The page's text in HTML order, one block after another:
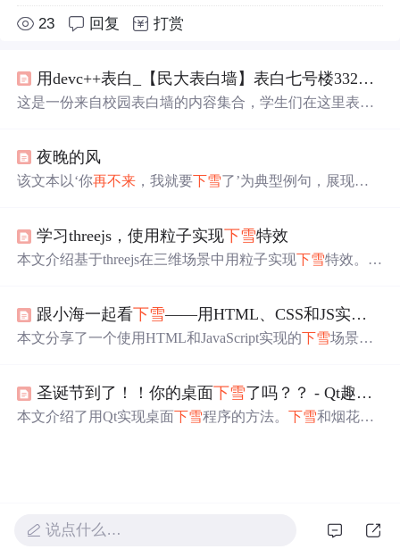
23 回复 打赏
用devc++表白_【民大表白墙】表白七号楼332进门右面下铺哥哥的第四天。你
这是一份来自校园表白墙的内容集合，学生们在这里表达
夜晚的风
该文本以‘你再不来 ，我就要下雪了’为典型例句，展现文
间构建语义映射，属于数字人文与计算语言学交叉分析中
的文本情感建模基础案例。
学习threejs，使用粒子实现下雪特效
本文介绍基于threejs在三维场景中用粒子实现下雪特效。先
路，如初始化渲染器、场景、相机、光源等，还给出了代
码样例。
跟小海一起看下雪——用HTML、CSS和JS实现简单的
本文分享了一个使用HTML和JavaScript实现的下雪场景De
程。读者可以在评论区互动，还有机会赢取书籍奖品。
圣诞节到了！！你的桌面下雪了吗？？ - Qt趣味开发之让你的桌面
本文介绍了用Qt实现桌面 下雪程序的方法。 下雪和烟花效
说点什么…